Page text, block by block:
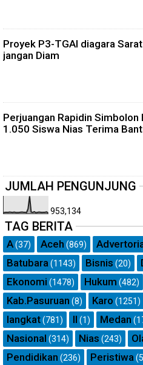
Proyek P3-TGAI diagara Sarat
jangan Diam
Perjuangan Rapidin Simbolon
1.050 Siswa Nias Terima
JUMLAH PENGUNJUNG
953,134
TAG BERITA
A(37) Aceh (869)
Batubara (1143) Bisnis (20)
Ekonomi (1478) Hukum (482)
Kab.Pasuruan (8) Karo (1251)
langkat(781) ll (1) Medan
Nasional (314) Nias (243)
Pendidikan (236) Peristiwa